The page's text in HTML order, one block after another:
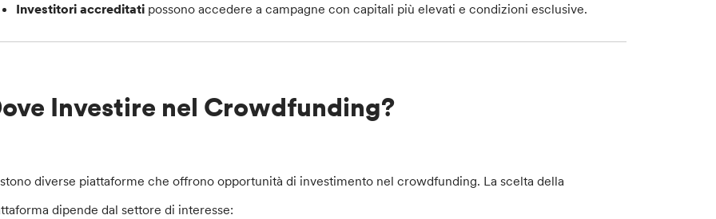
Investitori accreditati possono accedere a campagne con capitali più elevati e condizioni esclusive.
Investire nel Crowdfunding?
diverse piattaforme che offrono opportunità di investimento nel crowdfunding. La scelta della
dipende dal settore di interesse: